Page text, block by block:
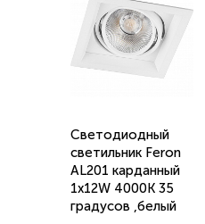
Светодиодный
светильник Feron
AL201 карданный
1x12W 4000K 35
градусов ,белый